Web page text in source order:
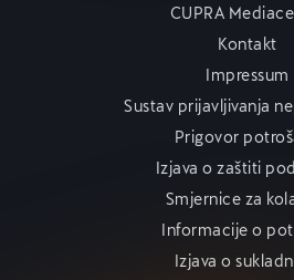
CUPRA
Kontakt
Impressum
Sustav prijavljivanja
Prigovor
Izjava o zaštiti
Smjernice za
Informacije o
Izjava o